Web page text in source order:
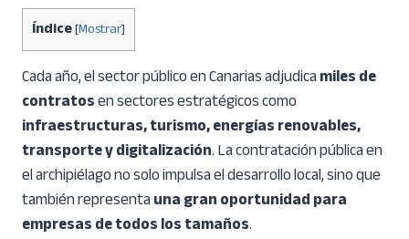
Índice[Mostrar]
Cada año, el sector público en Canarias adjudicamiles de
contratosen sectores estratégicos como
infraestructuras, turismo, energías renovables,
transporte y digitalización. La contratación pública en
el archipiélago no solo impulsa el desarrollo local, sino que
también representauna gran oportunidad para
empresas de todos los tamaños.